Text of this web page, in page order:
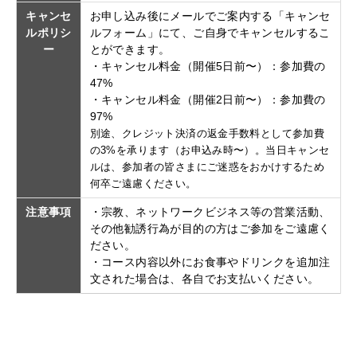
キャンセ
ルポリシ
ー
お申し込み後にメールでご案内する「キャンセ
ルフォーム」にて、ご自身でキャンセルするこ
とができます。
・キャンセル料金（開催5日前〜）：参加費の
47%
・キャンセル料金（開催2日前〜）：参加費の
97%
別途、クレジット決済の返金手数料として参加費
の3%を承ります（お申込み時〜）。当日キャンセ
ルは、参加者の皆さまにご迷惑をおかけするため
何卒ご遠慮ください。
注意事項
・宗教、ネットワークビジネス等の営業活動、
その他勧誘行為が目的の方はご参加をご遠慮く
ださい。
・コース内容以外にお食事やドリンクを追加注
文された場合は、各自でお支払いください。